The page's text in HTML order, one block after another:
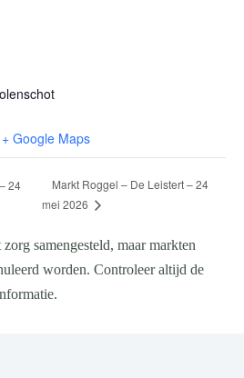
+ Google Maps
24
Markt Roggel – De Leistert – 24
mei 2026
samengesteld, maar markten
worden. Controleer altijd de